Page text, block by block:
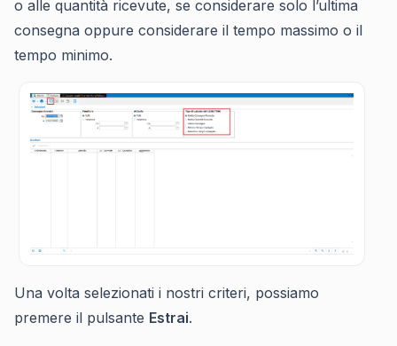
o alle quantità ricevute, se considerare solo l’ultima
consegna oppure considerare il tempo massimo o il
tempo minimo.
Una volta selezionati i nostri criteri, possiamo
premere il pulsante Estrai.